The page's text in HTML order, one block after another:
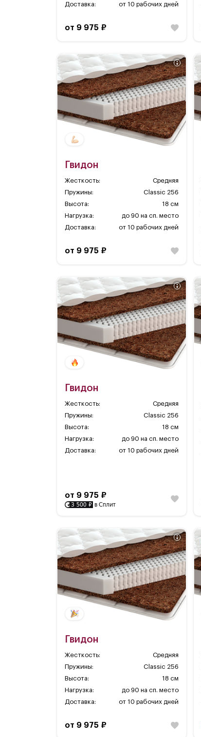
Доставка:
от 10 рабочих дней
от 9 975 ₽
Гвидон
Жесткость:
Средняя
Пружины:
Classic 256
Высота:
18 см
Нагрузка:
до 90 на сп. место
Доставка:
от 10 рабочих дней
от 9 975 ₽
Гвидон
Жесткость:
Средняя
Пружины:
Classic 256
Высота:
18 см
Нагрузка:
до 90 на сп. место
Доставка:
от 10 рабочих дней
от 9 975 ₽
3 500 ₽ в Сплит
Гвидон
Жесткость:
Средняя
Пружины:
Classic 256
Высота:
18 см
Нагрузка:
до 90 на сп. место
Доставка:
от 10 рабочих дней
от 9 975 ₽